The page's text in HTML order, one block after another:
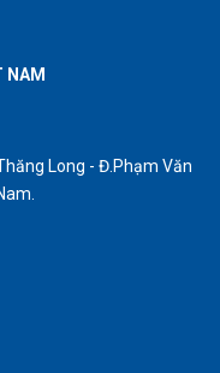
NAM
Long - Đ.Phạm Văn